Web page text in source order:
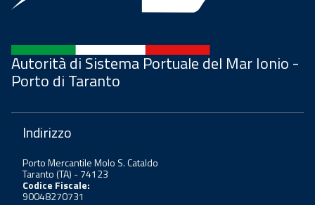
Autorità di Sistema Portuale del Mar Ionio -
Porto di Taranto
Indirizzo
Porto Mercantile Molo S. Cataldo
Taranto (TA) - 74123
Codice Fiscale:
90048270731